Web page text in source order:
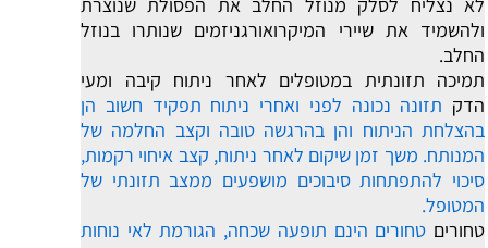
לא נצליח לסלק מנוזל החלב את הפסולת שנוצרת
ולהשמיד את שיירי המיקרואורגניזמים שנותרו בנוזל
החלב.
תמיכה תזונתית במטופלים לאחר ניתוח קיבה ומעי
הדק תזונה נכונה לפני ואחרי ניתוח תפקיד חשוב הן
בהצלחת הניתוח והן בהרגשה טובה וקצב החלמה של
המנותח. משך זמן שיקום לאחר ניתוח, קצב איחוי רקמות,
סיכוי להתפתחות סיבוכים מושפעים ממצב תזונתי של
המטופל.
טחורים טחורים הינם תופעה שכחה, הגורמת לאי נוחות